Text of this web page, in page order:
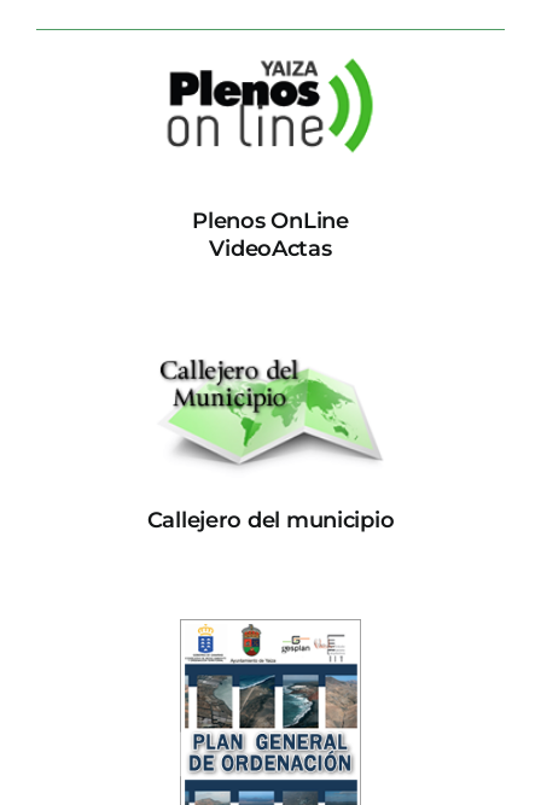
Plenos OnLine
VideoActas
Callejero del municipio